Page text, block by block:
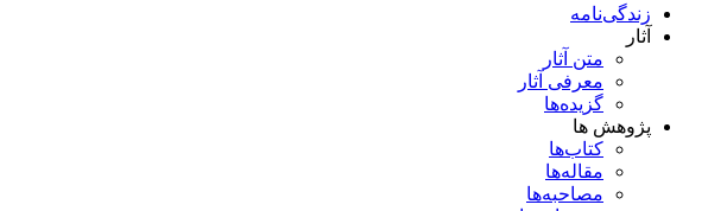
زندگی‌نامه
آثار
متن آثار
معرفی آثار
گزیده‌ها
پژوهش ها
کتاب‌ها
مقاله‌ها
مصاحبه‌ها